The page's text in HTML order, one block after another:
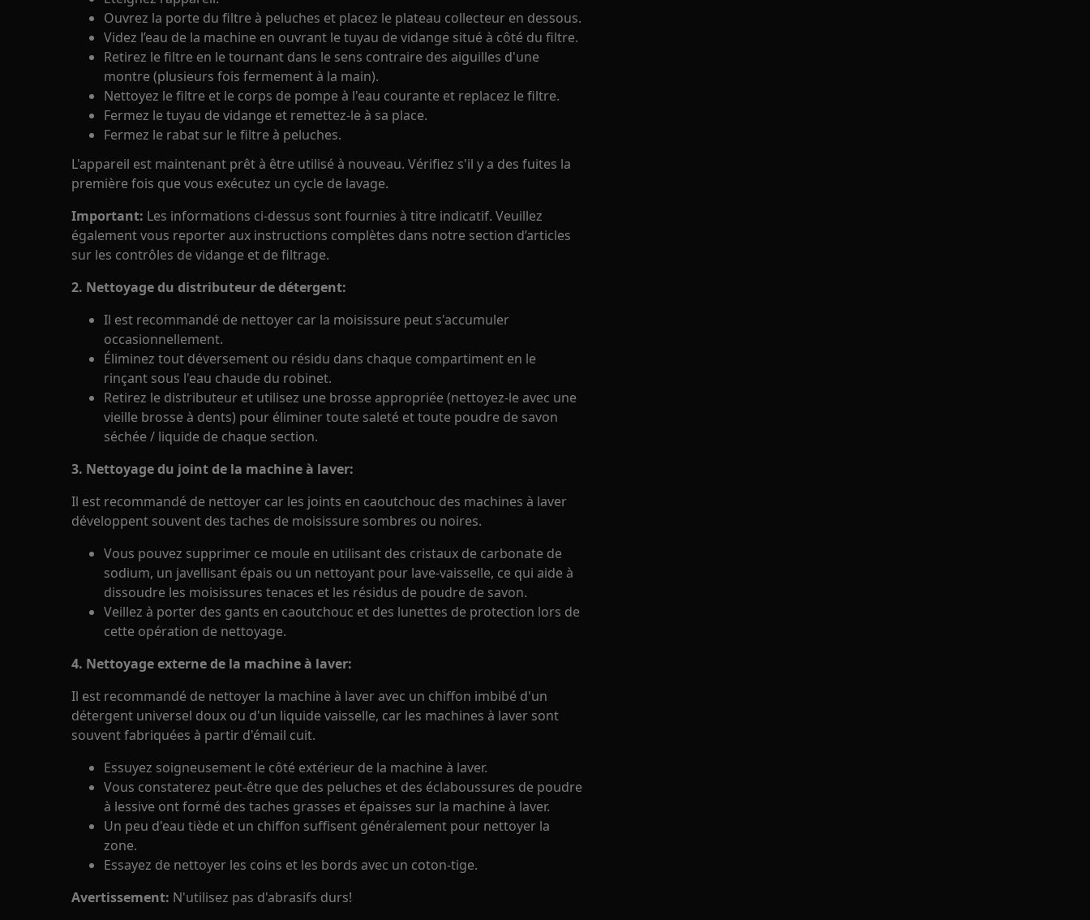
Ouvrez la porte du filtre à peluches et placez le plateau collecteur en dessous.
Videz l’eau de la machine en ouvrant le tuyau de vidange situé à côté du filtre.
Retirez le filtre en le tournant dans le sens contraire des aiguilles d'une
montre (plusieurs fois fermement à la main).
Nettoyez le filtre et le corps de pompe à l'eau courante et replacez le filtre.
Fermez le tuyau de vidange et remettez-le à sa place.
Fermez le rabat sur le filtre à peluches.
L'appareil est maintenant prêt à être utilisé à nouveau. Vérifiez s'il y a des fuites la
première fois que vous exécutez un cycle de lavage.
Important: Les informations ci-dessus sont fournies à titre indicatif. Veuillez
également vous reporter aux instructions complètes dans notre section d’articles
sur les contrôles de vidange et de filtrage.
2. Nettoyage du distributeur de détergent:
Il est recommandé de nettoyer car la moisissure peut s'accumuler
occasionnellement.
Éliminez tout déversement ou résidu dans chaque compartiment en le
rinçant sous l'eau chaude du robinet.
Retirez le distributeur et utilisez une brosse appropriée (nettoyez-le avec une
vieille brosse à dents) pour éliminer toute saleté et toute poudre de savon
séchée / liquide de chaque section.
3. Nettoyage du joint de la machine à laver:
Il est recommandé de nettoyer car les joints en caoutchouc des machines à laver
développent souvent des taches de moisissure sombres ou noires.
Vous pouvez supprimer ce moule en utilisant des cristaux de carbonate de
sodium, un javellisant épais ou un nettoyant pour lave-vaisselle, ce qui aide à
dissoudre les moisissures tenaces et les résidus de poudre de savon.
Veillez à porter des gants en caoutchouc et des lunettes de protection lors de
cette opération de nettoyage.
4. Nettoyage externe de la machine à laver:
Il est recommandé de nettoyer la machine à laver avec un chiffon imbibé d'un
détergent universel doux ou d'un liquide vaisselle, car les machines à laver sont
souvent fabriquées à partir d'émail cuit.
Essuyez soigneusement le côté extérieur de la machine à laver.
Vous constaterez peut-être que des peluches et des éclaboussures de poudre
à lessive ont formé des taches grasses et épaisses sur la machine à laver.
Un peu d'eau tiède et un chiffon suffisent généralement pour nettoyer la
zone.
Essayez de nettoyer les coins et les bords avec un coton-tige.
Avertissement: N'utilisez pas d'abrasifs durs!